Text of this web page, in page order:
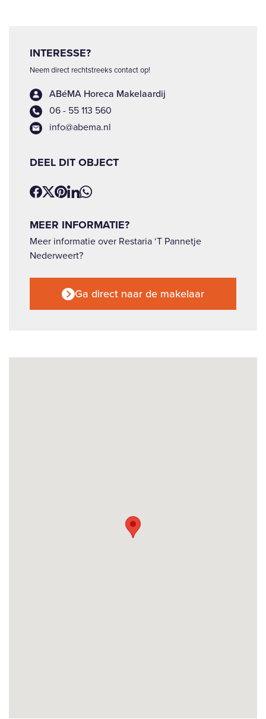
INTERESSE?
Neem direct rechtstreeks contact op!
ABéMA Horeca Makelaardij
06 - 55 113 560
info@abema.nl
DEEL DIT OBJECT
MEER INFORMATIE?
Meer informatie over Restaria ‘T Pannetje
Nederweert?
Ga direct naar de makelaar